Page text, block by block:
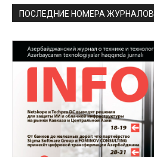
ПОСЛЕДНИЕ НОМЕРА ЖУРНАЛОВ